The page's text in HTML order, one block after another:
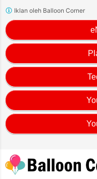
Iklan oleh Balloon Corner